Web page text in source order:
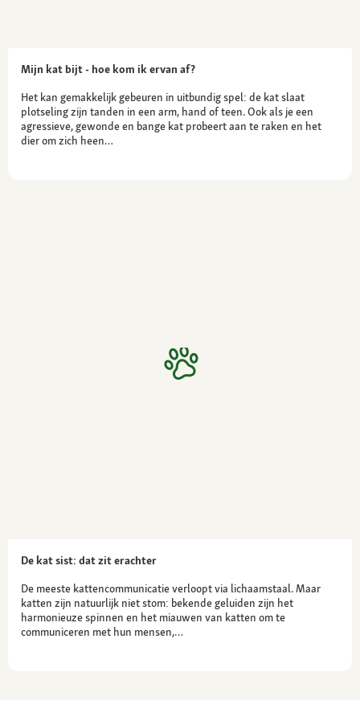
Mijn kat bijt - hoe kom ik ervan af?
Het kan gemakkelijk gebeuren in uitbundig spel: de kat slaat
plotseling zijn tanden in een arm, hand of teen. Ook als je een
agressieve, gewonde en bange kat probeert aan te raken en het
dier om zich heen…
De kat sist: dat zit erachter
De meeste kattencommunicatie verloopt via lichaamstaal. Maar
katten zijn natuurlijk niet stom: bekende geluiden zijn het
harmonieuze spinnen en het miauwen van katten om te
communiceren met hun mensen,…